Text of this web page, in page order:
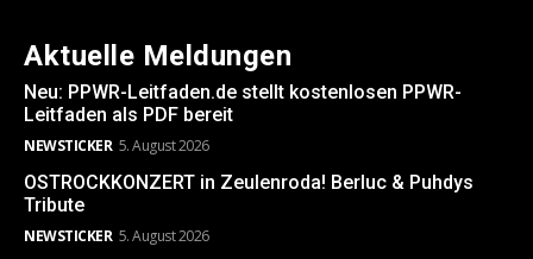
Aktuelle Meldungen
Neu: PPWR-Leitfaden.de stellt kostenlosen PPWR-
Leitfaden als PDF bereit
NEWSTICKER 5. August 2026
OSTROCKKONZERT in Zeulenroda! Berluc & Puhdys
Tribute
NEWSTICKER 5. August 2026